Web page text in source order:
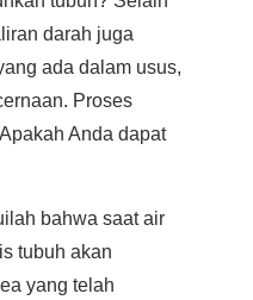
darah juga
ada dalam usus,
Proses
Anda dapat
bahwa saat air
tubuh akan
yang telah